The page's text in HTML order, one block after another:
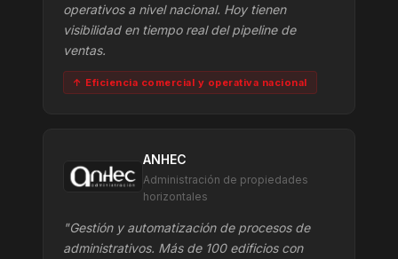
operativos a nivel nacional. Hoy tienen
visibilidad en tiempo real del pipeline de
ventas.
↑ Eficiencia comercial y operativa nacional
ANHEC
Administración de propiedades
horizontales
"Gestión y automatización de procesos de
administrativos. Más de 100 edificios con